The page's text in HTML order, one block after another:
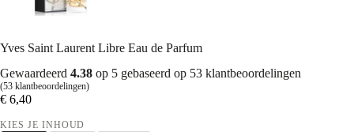
Yves Saint Laurent Libre Eau de Parfum
Gewaardeerd 4.38 op 5 gebaseerd op 53 klantbeoordelingen
(53 klantbeoordelingen)
€ 6,40
KIES JE INHOUD